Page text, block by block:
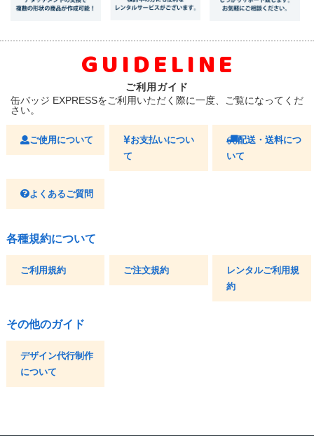
GUIDELINE
ご利用ガイド
缶バッジ EXPRESSをご利用いただく際に一度、ご覧になってくだ
さい。
ご使用について
お支払いについ
て
配送・送料につ
いて
よくあるご質問
各種規約について
ご利用規約 ご注文規約
レンタルご利用規
約
その他のガイド
デザイン代行制作
について